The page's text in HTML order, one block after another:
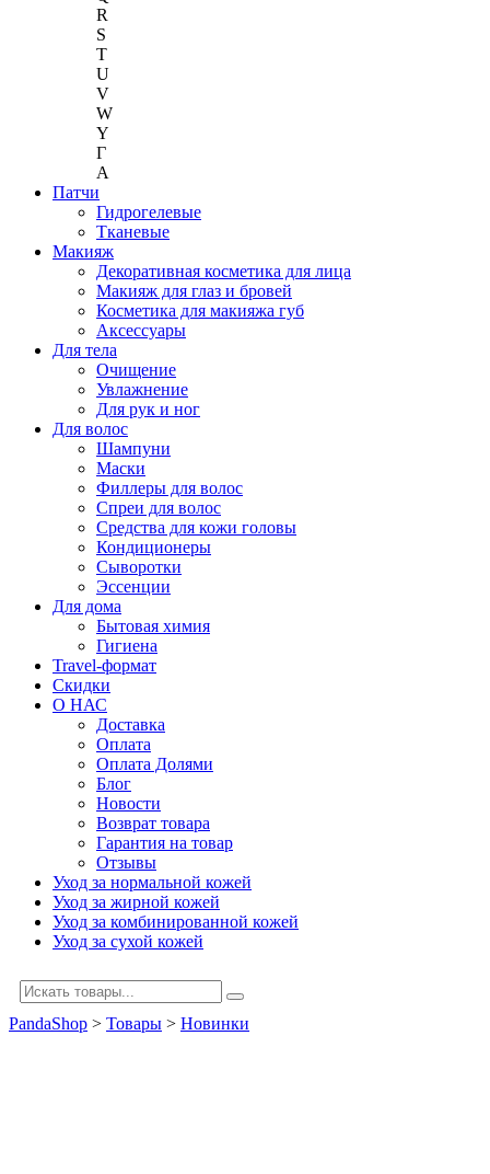
R
S
T
U
V
W
Y
Г
A
Патчи
Гидрогелевые
Тканевые
Макияж
Декоративная косметика для лица
Макияж для глаз и бровей
Косметика для макияжа губ
Аксессуары
Для тела
Очищение
Увлажнение
Для рук и ног
Для волос
Шампуни
Маски
Филлеры для волос
Спреи для волос
Средства для кожи головы
Кондиционеры
Сыворотки
Эссенции
Для дома
Бытовая химия
Гигиена
Travel-формат
Скидки
О НАС
Доставка
Оплата
Оплата Долями
Блог
Новости
Возврат товара
Гарантия на товар
Отзывы
Уход за нормальной кожей
Уход за жирной кожей
Уход за комбинированной кожей
Уход за сухой кожей
PandaShop > Товары > Новинки